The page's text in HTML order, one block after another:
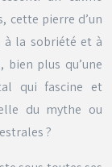
cette pierre d’un
à la sobriété et à
bien plus qu’une
qui fascine et
du mythe ou
?